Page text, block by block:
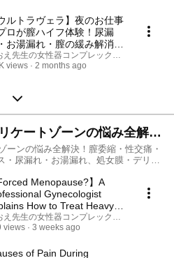
ルトラヴェラ】夜のお仕事
ロが膣ハイフ体験！尿漏
お湯漏れ・膣の緩み解消に
すめな膣ハイフの実際の効
痛みなどリアルな施術シー
え先生の女性器コンプレックス相談室
views
2 months ago
ケートゾーンの悩み全解
いリアルな悩みも回答！な
セレクション
ーンの悩み全解決！膣委縮・性交痛・
尿漏れ・お湯漏れ、処女膜・デリケ
ナーセレクションです♪
Forced Menopause?】A
Gynecologist
How to Treat Heavy
and Irregular...
え先生の女性器コンプレックス相談室
views
3 weeks ago
of Pain During